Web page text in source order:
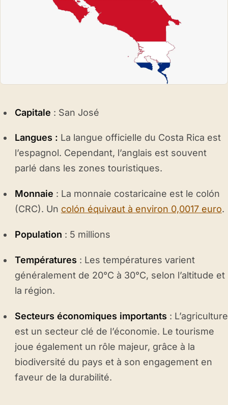
Capitale : San José
Langues : La langue officielle du Costa Rica est
l’espagnol. Cependant, l’anglais est souvent
parlé dans les zones touristiques.
Monnaie : La monnaie costaricaine est le colón
(CRC). Un colón équivaut à environ 0,0017 euro.
Population : 5 millions
Températures : Les températures varient
généralement de 20°C à 30°C, selon l’altitude et
la région.
Secteurs économiques importants : L’agriculture
est un secteur clé de l’économie. Le tourisme
joue également un rôle majeur, grâce à la
biodiversité du pays et à son engagement en
faveur de la durabilité.